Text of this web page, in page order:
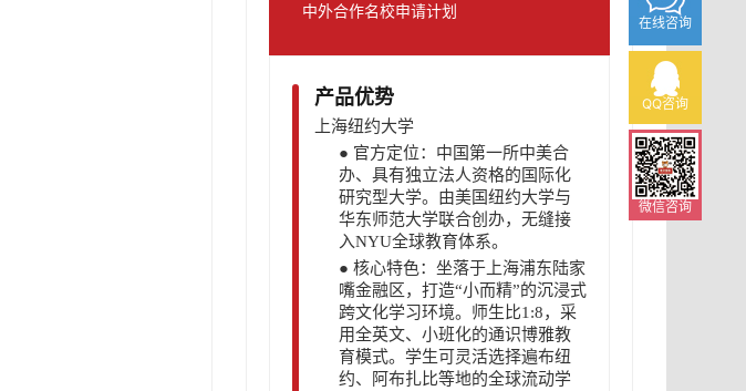
中外合作名校申请计划
产品优势
上海纽约大学
● 官方定位：中国第一所中美合
办、具有独立法人资格的国际化
研究型大学。由美国纽约大学与
华东师范大学联合创办，无缝接
入NYU全球教育体系。
● 核心特色：坐落于上海浦东陆家
嘴金融区，打造“小而精”的沉浸式
跨文化学习环境。师生比1:8，采
用全英文、小班化的通识博雅教
育模式。学生可灵活选择遍布纽
约、阿布扎比等地的全球流动学
在线咨询
QQ咨询
微信咨询